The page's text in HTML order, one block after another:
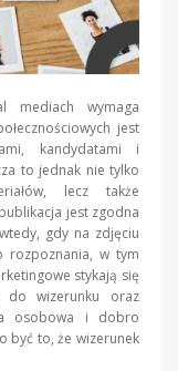
mediach wymaga
jest
kandydatami i
to jednak nie tylko
lecz także
jest zgodna
gdy na zdjęciu
w tym
stykają się
do wizerunku oraz
osobowa i dobro
być to, że wizerunek